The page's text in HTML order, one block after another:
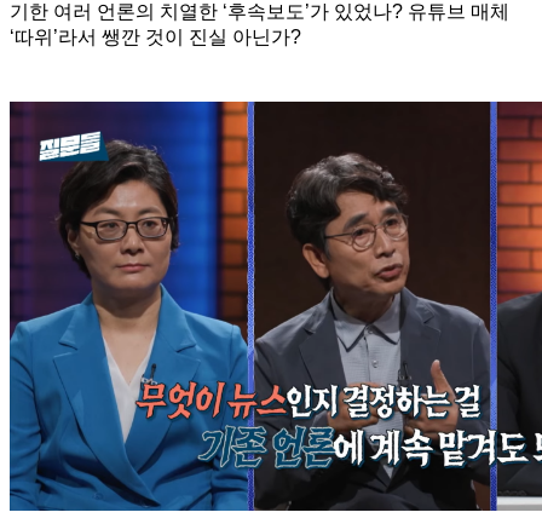
기한 여러 언론의 치열한 ‘후속보도’가 있었나? 유튜브 매체
‘따위’라서 쌩깐 것이 진실 아닌가?